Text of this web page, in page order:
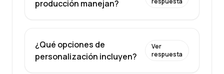
producción manejan?
¿Qué opciones de
personalización incluyen?
Ver
respuesta